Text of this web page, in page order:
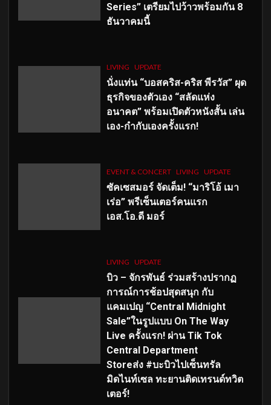
Series” เตรียมไปว้าวพร้อมกัน 8
ธันวาคมนี้
LIVING UPDATE
นั่งแท่น “บอสคริส-คริส พีรวัส” ผุด
ธุรกิจของตัวเอง “สลัดแห่ง
อนาคต” พร้อมเปิดตัวหนังสั้น เล่น
เอง-กำกับเองครั้งแรก!
EVENT & CONCERT LIVING UPDATE
ซัคเซสมอร์ จัดเต็ม! “มาริโอ้ เมา
เร่อ” พรีเซ็นเตอร์คนแรก
เอส.โอ.ดี มอร์
LIVING UPDATE
บิว – จักรพันธ์ ร่วมสร้างปรากฏ
การณ์การช้อปสุดสนุก กับ
แคมเปญ “Central Midnight
Sale”ในรูปแบบ On The Way
Live ครั้งแรก! ผ่าน Tik Tok
Central Department
Storeส่ง #บะบิวไปเซ็นทรัล
มิดไนท์เซล ทะยานติดเทรนด์ทวิต
เตอร์!